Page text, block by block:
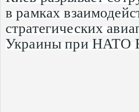
в рамках
стратегических
Украины при НАТО